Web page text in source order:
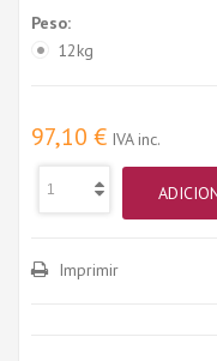
Peso:
12kg
97,10 € IVA inc.
Imprimir